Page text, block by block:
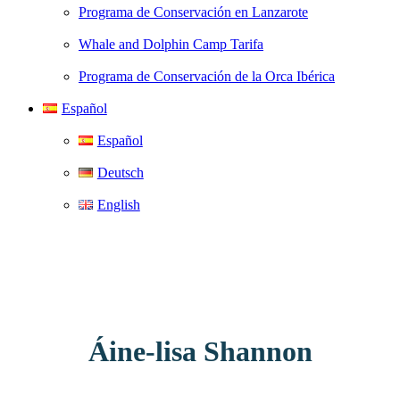
Programa de Conservación en Lanzarote
Whale and Dolphin Camp Tarifa
Programa de Conservación de la Orca Ibérica
Español
Español
Deutsch
English
Áine-lisa Shannon